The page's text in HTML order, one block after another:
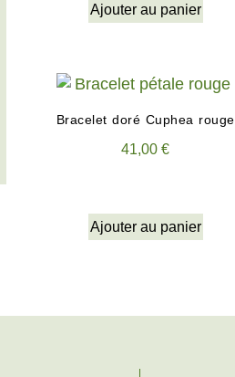
Ajouter au panier
Bracelet doré Cuphea rouge
41,00€
Ajouter au panier